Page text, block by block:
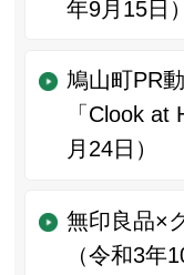
年9月15日）
鳩山町PR
「Clook at
月24日）
無印良品×
（令和3年